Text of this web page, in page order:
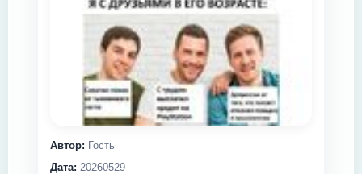
Автор: Гость
Дата: 20260529